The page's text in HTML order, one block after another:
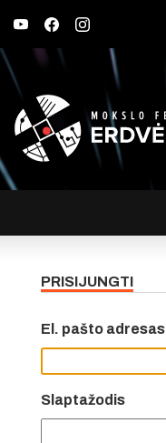
PRISIJUNGTI
El. pašto adresas
Slaptažodis